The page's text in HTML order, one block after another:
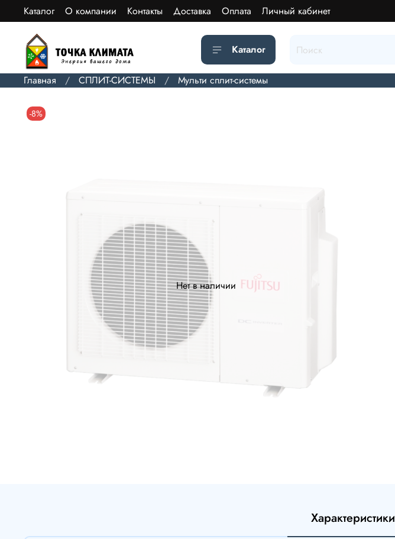
Каталог О компании Контакты Доставка Оплата Личный кабинет
Каталог
Главная СПЛИТ-СИСТЕМЫ Мульти сплит-системы
Нет в наличии
-8%
Характеристики